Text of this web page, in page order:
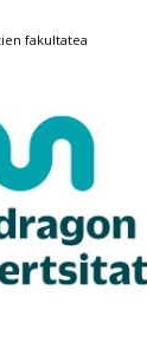
fakultatea